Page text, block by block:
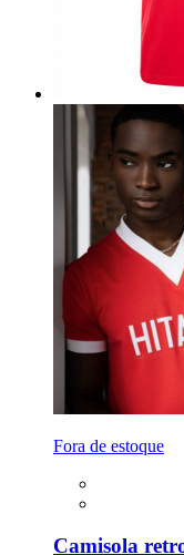
Fora de estoque
Camisola